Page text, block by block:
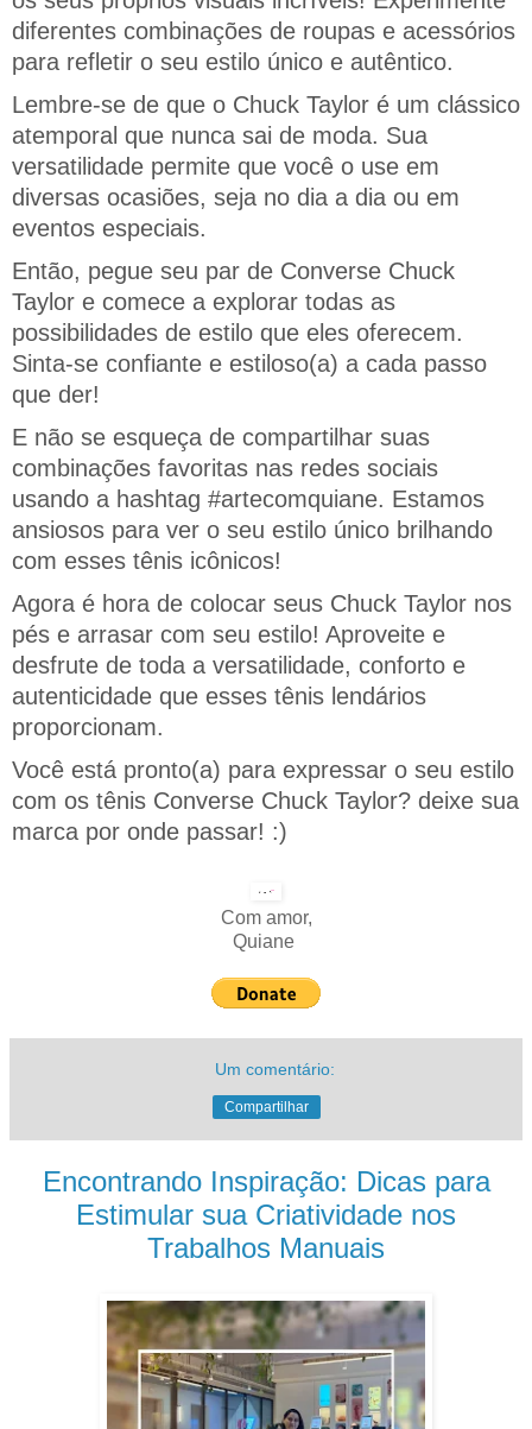
diferentes combinações de roupas e acessórios
para refletir o seu estilo único e autêntico.
Lembre-se de que o Chuck Taylor é um clássico
atemporal que nunca sai de moda. Sua
versatilidade permite que você o use em
diversas ocasiões, seja no dia a dia ou em
eventos especiais.
Então, pegue seu par de Converse Chuck
Taylor e comece a explorar todas as
possibilidades de estilo que eles oferecem.
Sinta-se confiante e estiloso(a) a cada passo
que der!
E não se esqueça de compartilhar suas
combinações favoritas nas redes sociais
usando a hashtag #artecomquiane. Estamos
ansiosos para ver o seu estilo único brilhando
com esses tênis icônicos!
Agora é hora de colocar seus Chuck Taylor nos
pés e arrasar com seu estilo! Aproveite e
desfrute de toda a versatilidade, conforto e
autenticidade que esses tênis lendários
proporcionam.
Você está pronto(a) para expressar o seu estilo
com os tênis Converse Chuck Taylor? deixe sua
marca por onde passar! :)
Com amor,
Quiane
Um comentário:
Compartilhar
Encontrando Inspiração: Dicas para
Estimular sua Criatividade nos
Trabalhos Manuais